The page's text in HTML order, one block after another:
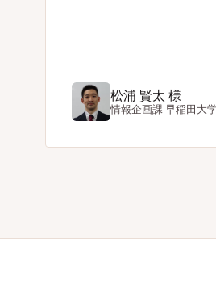
松浦 賢太 様
情報企画課早稲田大